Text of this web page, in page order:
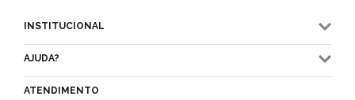
INSTITUCIONAL
AJUDA?
ATENDIMENTO